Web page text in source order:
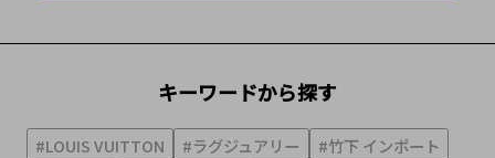
キーワードから探す
#LOUIS VUITTON #ラグジュアリー
#竹下 インポート